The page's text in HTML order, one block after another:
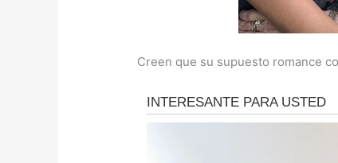
Creen que su supuesto romance